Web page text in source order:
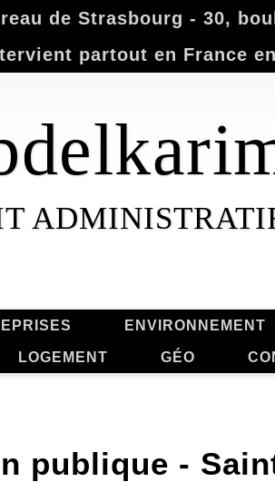
de Strasbourg - 30,
partout en France
ENVIRONNEMENT
LOGEMENT GÉO
publique -